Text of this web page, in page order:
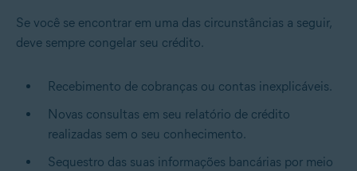
Se você se encontrar em uma das circunstâncias a seguir,
deve sempre congelar seu crédito.
Recebimento de cobranças ou contas inexplicáveis.
Novas consultas em seu relatório de crédito
realizadas sem o seu conhecimento.
Sequestro das suas informações bancárias por meio